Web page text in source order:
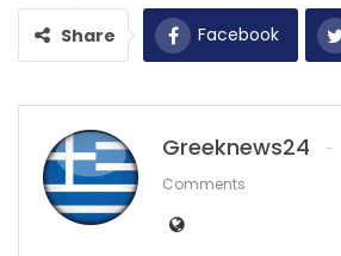
Share Facebook
Greeknews24
Comments